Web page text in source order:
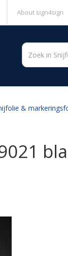
About sign4sign
&